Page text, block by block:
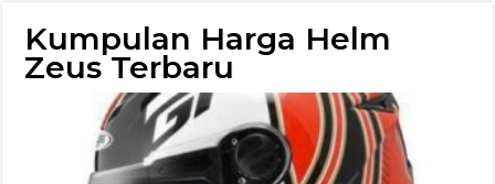
Kumpulan Harga Helm
Zeus Terbaru